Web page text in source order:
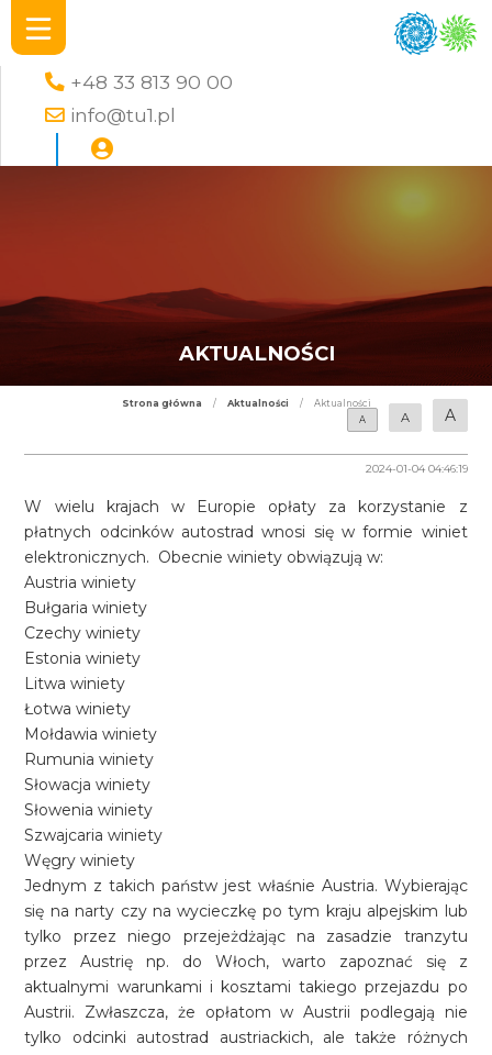
+48 33 813 90 00
info@tu1.pl
AKTUALNOŚCI
Strona główna / Aktualności /
Aktualności
A
A A
2024-01-04 04:46:19
W wielu krajach w Europie opłaty za korzystanie z
płatnych odcinków autostrad wnosi się w formie winiet
elektronicznych. Obecnie winiety obwiązują w:
Austria winiety
Bułgaria winiety
Czechy winiety
Estonia winiety
Litwa winiety
Łotwa winiety
Mołdawia winiety
Rumunia winiety
Słowacja winiety
Słowenia winiety
Szwajcaria winiety
Węgry winiety
Jednym z takich państw jest właśnie Austria. Wybierając
się na narty czy na wycieczkę po tym kraju alpejskim lub
tylko przez niego przejeżdżając na zasadzie tranzytu
przez Austrię np. do Włoch, warto zapoznać się z
aktualnymi warunkami i kosztami takiego przejazdu po
Austrii. Zwłaszcza, że opłatom w Austrii podlegają nie
tylko odcinki autostrad austriackich, ale także różnych